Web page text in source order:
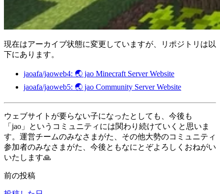
現在はアーカイブ状態に変更していますが、リポジトリは以
下にあります。
jaoafa/jaoweb4: 🌏 jao Minecraft Server Website
jaoafa/jaoweb5: 🌏 jao Community Server Website
ウェブサイトが要らない子になったとしても、今後も
「jao」というコミュニティには関わり続けていくと思いま
す。運営チームのみなさまがた、その他大勢のコミュニティ
参加者のみなさまがた、今後ともなにとぞよろしくおねがい
いたします🙏
前の投稿